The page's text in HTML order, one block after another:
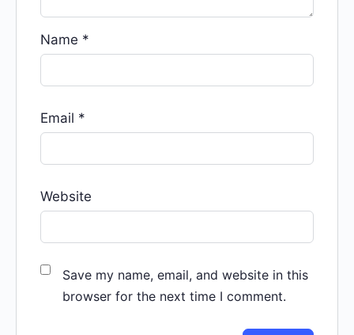
Name *
Email *
Website
Save my name, email, and website in this
browser for the next time I comment.